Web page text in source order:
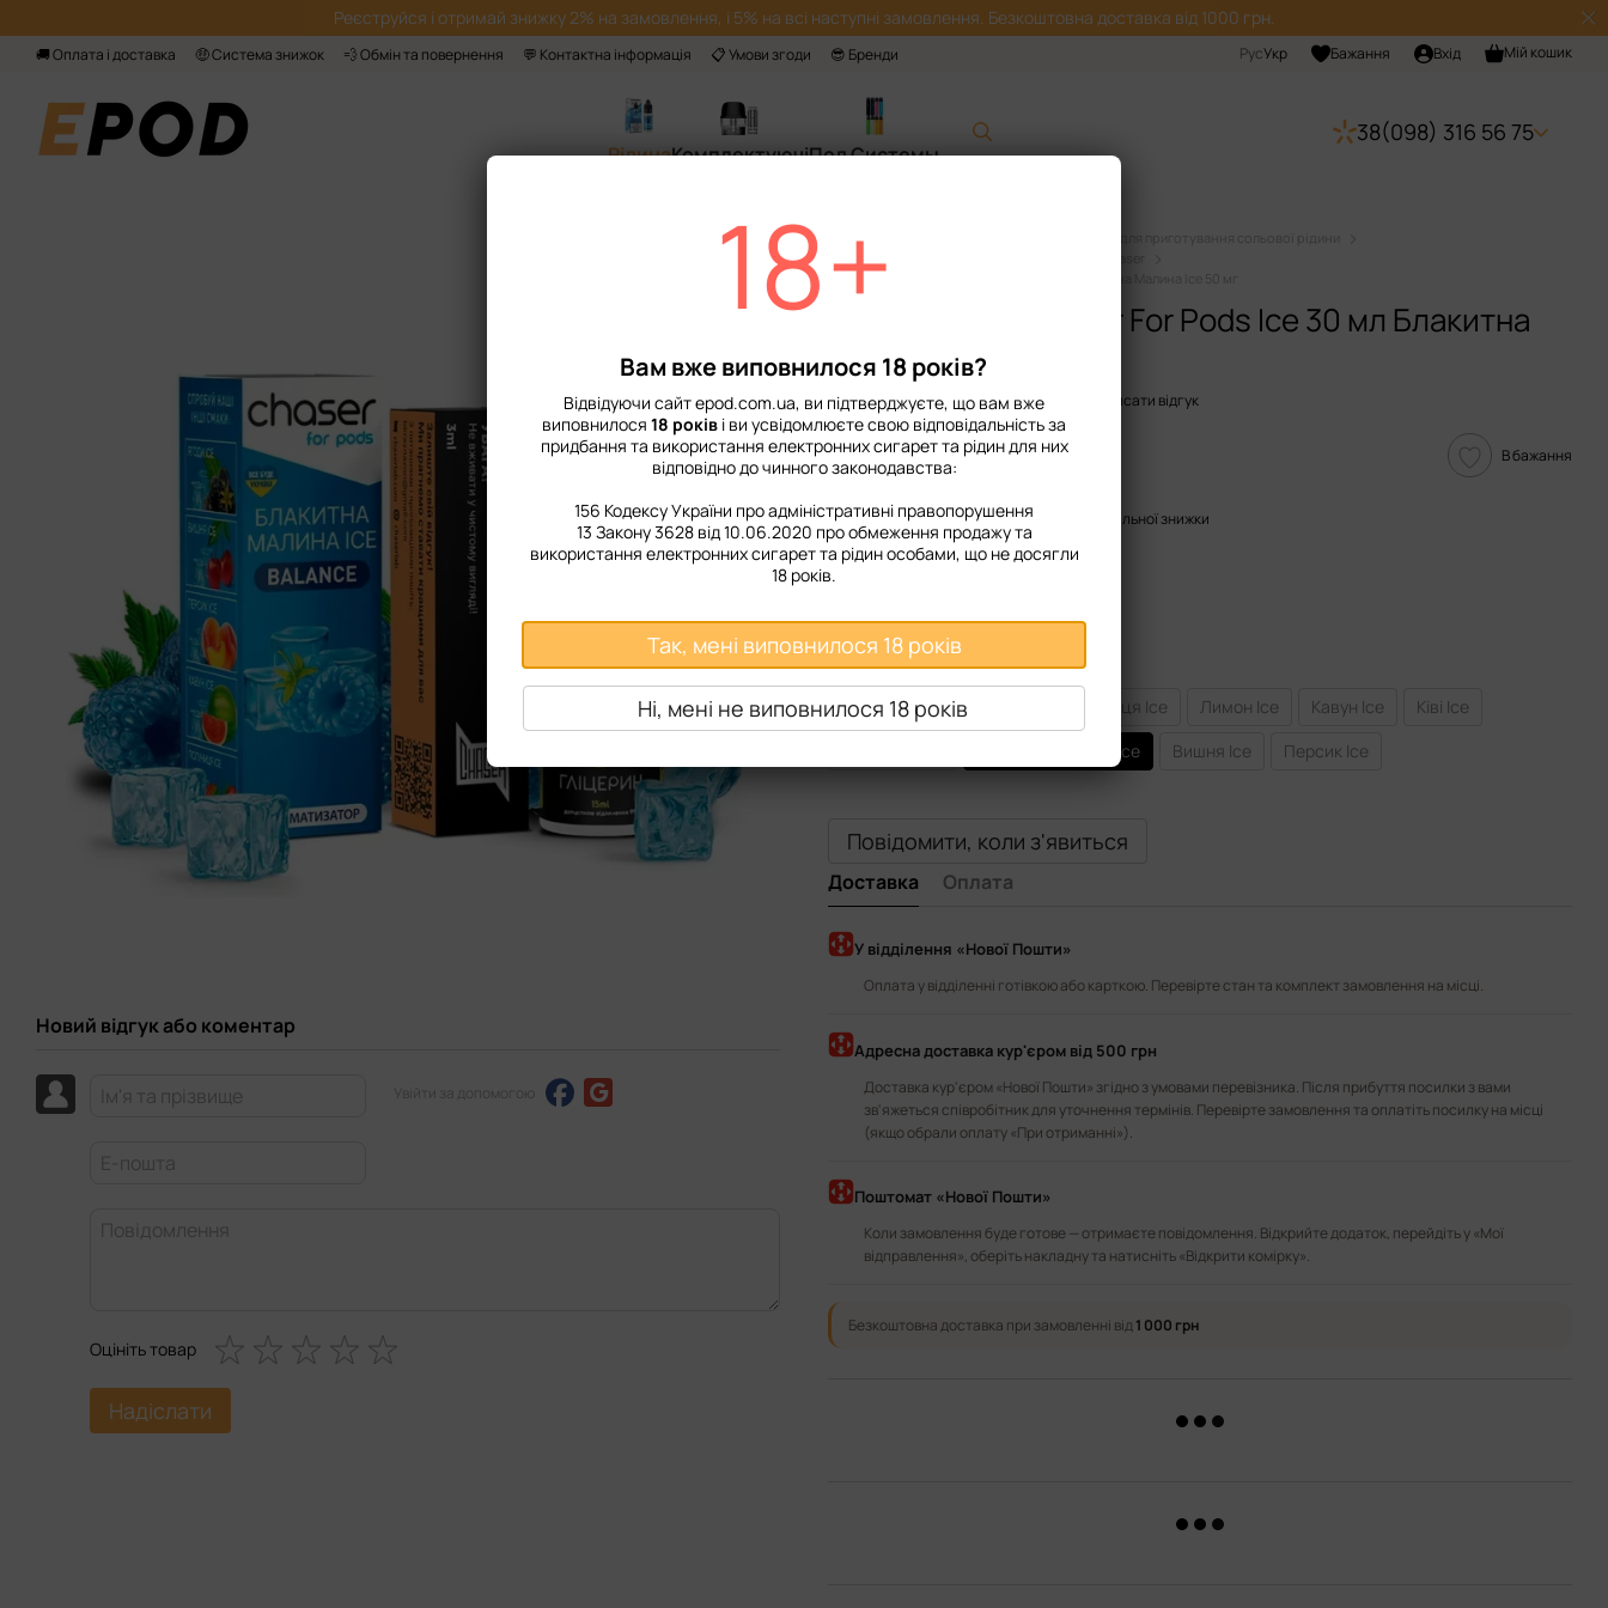
Реєструйся і отримай знижку 2% на замовлення, і 5% на всі наступні замовлення. Безкоштовна доставка від 1000 грн.
🚚 Оплата і доставка 🤑 Система знижок 💨 Обмін та повернення 💬 Контактна інформація 📋 Умови згоди 😎 Бренди РусУкр Бажання Вхід Мій кошик
РідинаКомплектуючіПод Системы
38(098) 316 56 75
Новий відгук або коментар
Увійти за допомогою
Оцініть товар
Надіслати
Головна
Набори для приготування сольової рідини
Набір Рідини Chaser For Pods Ice 30 мл Блакитна Малина Ice 50 мг
Набір Рідини Chaser For Pods Ice 30 мл Блакитна
Малина Ice 50 мг
Немає в наявності Артикул: 36011 Написати відгук
299 грн В бажання
% Увійтидля відображення накопичувальної знижки
Міцність
Смак рідини
Яблуко Ice Ягоди Ice Полуниця Ice Лимон Ice Кавун Ice
Ківі Ice
Блакитна малина Ice Вишня Ice Персик Ice
Повідомити, коли з'явиться
Доставка Оплата
У відділення «Нової Пошти»
Оплата у відділенні готівкою або карткою. Перевірте стан та комплект замовлення на місці.
Адресна доставка кур'єром від 500 грн
Доставка кур'єром «Нової Пошти» згідно з умовами перевізника. Після прибуття посилки з вами
зв'яжеться співробітник для уточнення термінів. Перевірте замовлення та оплатіть посилку на місці
(якщо обрали оплату «При отриманні»).
Поштомат «Нової Пошти»
Коли замовлення буде готове — отримаєте повідомлення. Відкрийте додаток, перейдіть у «Мої
відправлення», оберіть накладну та натисніть «Відкрити комірку».
Безкоштовна доставка при замовленні від1 000 грн
18+
Вам вже виповнилося 18 років?
Відвідуючи сайт epod.com.ua, ви підтверджуєте, що вам вже
виповнилося 18 років і ви усвідомлюєте свою відповідальність за
придбання та використання електронних сигарет та рідин для них
відповідно до чинного законодавства:
156 Кодексу України про адміністративні правопорушення
13 Закону 3628 від 10.06.2020 про обмеження продажу та
використання електронних сигарет та рідин особами, що не досягли
18 років.
Так, мені виповнилося 18 років
Ні, мені не виповнилося 18 років